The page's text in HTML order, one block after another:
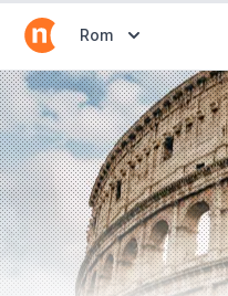
Abrir selector
Rom